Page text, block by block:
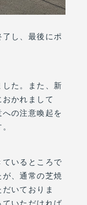
し、最後にポ
た。また、新
かれまして
の注意喚起を
いるところで
、通常の芝焼
いておりま